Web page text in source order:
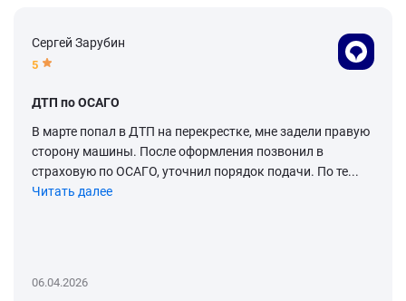
Сергей Зарубин
5
ДТП по ОСАГО
В марте попал в ДТП на перекрестке, мне задели правую
сторону машины. После оформления позвонил в
страховую по ОСАГО, уточнил порядок подачи. По те...
Читать далее
06.04.2026